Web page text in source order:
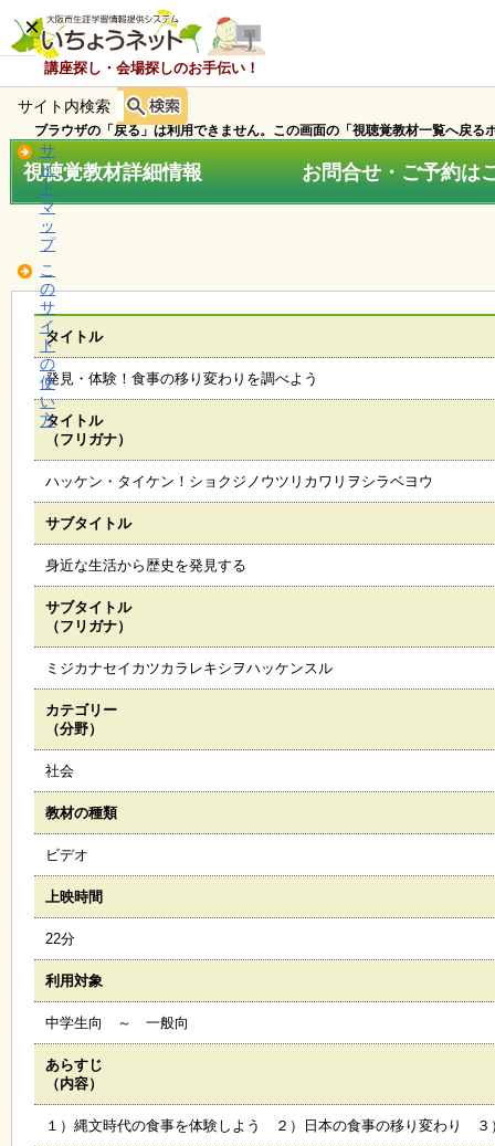
講座探し・会場探しのお手伝い！
×
ホ
ー
ム
知
ら
せ
講
座
・
イ
ベ
ト
施
約
ち
覧
会
ギ
リ
サイト内検索
サ
イ
ト
マ
ッ
プ
こ
の
サ
イ
ト
の
使
い
方
ブラウザの「戻る」は利用できません。この画面の「視聴覚教材一覧へ戻る
視聴覚教材詳細情報 お問合せ・ご予約はこ
タイトル
発見・体験！食事の移り変わりを調べよう
タイトル
（フリガナ）
ハッケン・タイケン！ショクジノウツリカワリヲシラベヨウ
サブタイトル
身近な生活から歴史を発見する
サブタイトル
（フリガナ）
ミジカナセイカツカラレキシヲハッケンスル
カテゴリー
（分野）
社会
教材の種類
ビデオ
上映時間
22分
利用対象
中学生向 ～ 一般向
あらすじ
（内容）
１）縄文時代の食事を体験しよう ２）日本の食事の移り変わり